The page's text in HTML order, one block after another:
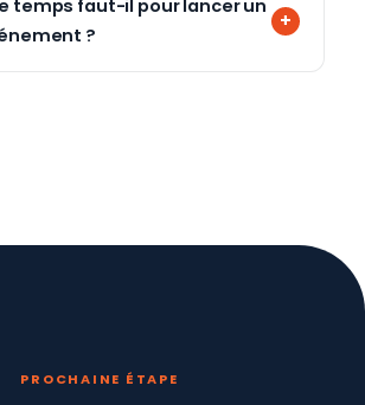
temps faut-il pour lancer un
?
PROCHAINE ÉTAPE